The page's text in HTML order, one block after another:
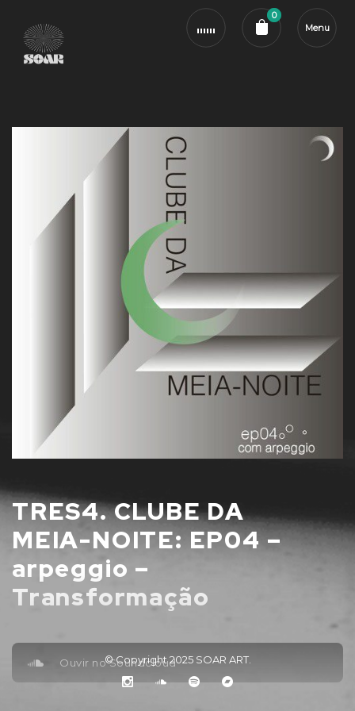
0
Menu
TRES4. CLUBE DA
MEIA-NOITE: EP04 –
arpeggio –
Transformação
Ouvir no Soundcloud
© Copyright 2025 SOAR ART.